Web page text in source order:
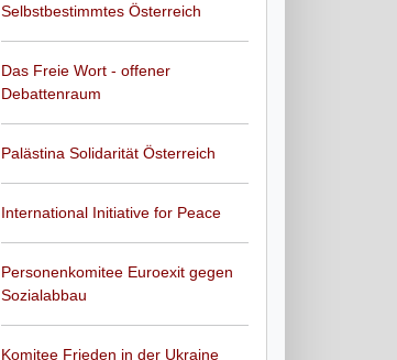
Selbstbestimmtes Österreich
Das Freie Wort - offener
Debattenraum
Palästina Solidarität Österreich
International Initiative for Peace
Personenkomitee Euroexit gegen
Sozialabbau
Komitee Frieden in der Ukraine